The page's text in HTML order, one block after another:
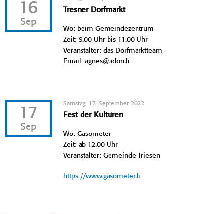
16
Sep
Tresner Dorfmarkt
Wo: beim Gemeindezentrum
Zeit: 9.00 Uhr bis 11.00 Uhr
Veranstalter: das Dorfmarktteam
Email: agnes@adon.li
17
Sep
Samstag, 17. September 2022
Fest der Kulturen
Wo: Gasometer
Zeit: ab 12.00 Uhr
Veranstalter: Gemeinde Triesen
https://www.gasometer.li